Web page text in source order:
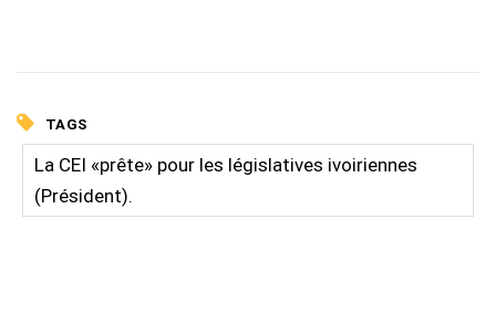
TAGS
La CEI «prête» pour les législatives ivoiriennes
(Président).